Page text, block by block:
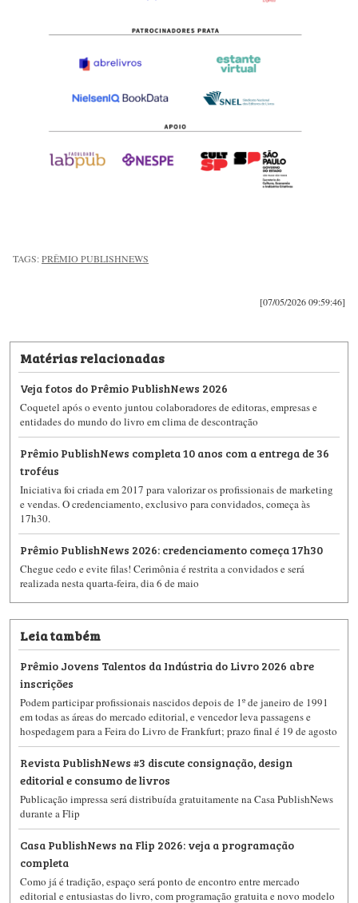
TAGS:PRÊMIO PUBLISHNEWS
[07/05/2026 09:59:46]
Matérias relacionadas
Veja fotos do Prêmio PublishNews 2026
Coquetel após o evento juntou colaboradores de editoras, empresas e
entidades do mundo do livro em clima de descontração
Prêmio PublishNews completa 10 anos com a entrega de 36
troféus
Iniciativa foi criada em 2017 para valorizar os profissionais de marketing
e vendas. O credenciamento, exclusivo para convidados, começa às
17h30.
Prêmio PublishNews 2026: credenciamento começa 17h30
Chegue cedo e evite filas! Cerimônia é restrita a convidados e será
realizada nesta quarta-feira, dia 6 de maio
Leia também
Prêmio Jovens Talentos da Indústria do Livro 2026 abre
inscrições
Podem participar profissionais nascidos depois de 1º de janeiro de 1991
em todas as áreas do mercado editorial, e vencedor leva passagens e
hospedagem para a Feira do Livro de Frankfurt; prazo final é 19 de agosto
Revista PublishNews #3 discute consignação, design
editorial e consumo de livros
Publicação impressa será distribuída gratuitamente na Casa PublishNews
durante a Flip
Casa PublishNews na Flip 2026: veja a programação
completa
Como já é tradição, espaço será ponto de encontro entre mercado
editorial e entusiastas do livro, com programação gratuita e novo modelo